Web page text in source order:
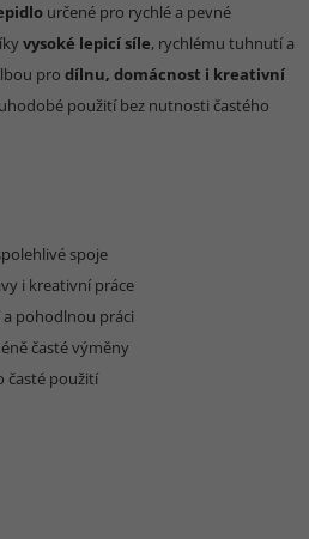
určené pro rychlé a pevné
vysoké lepicí síle, rychlému tuhnutí a
pro dílnu, domácnost i kreativní
použití bez nutnosti častého
spoje
i kreativní práce
pohodlnou práci
časté výměny
časté použití